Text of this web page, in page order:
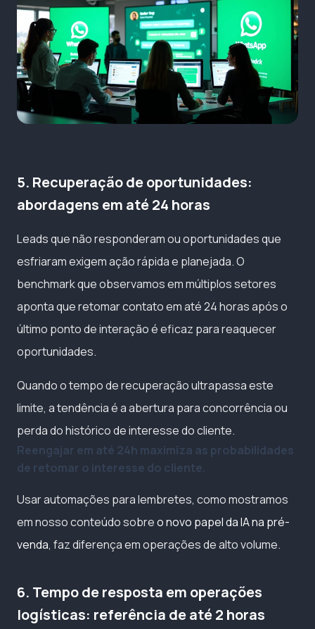
5. Recuperação de oportunidades:
abordagens em até 24 horas
Leads que não responderam ou oportunidades que
esfriaram exigem ação rápida e planejada. O
benchmark que observamos em múltiplos setores
aponta que retomar contato em até 24 horas após o
último ponto de interação é eficaz para reaquecer
oportunidades.
Quando o tempo de recuperação ultrapassa este
limite, a tendência é a abertura para concorrência ou
perda do histórico de interesse do cliente.
Reengajar em até 24h maximiza as probabilidades
de retomar o interesse do cliente.
Usar automações para lembretes, como mostramos
em nosso conteúdo sobreo novo papel da IA na pré-
venda, faz diferença em operações de alto volume.
6. Tempo de resposta em operações
logísticas: referência de até 2 horas